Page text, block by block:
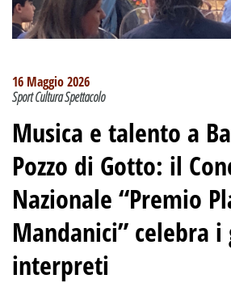
16 Maggio 2026
Sport Cultura Spettacolo
Musica e talento a
Pozzo di Gotto: il
Nazionale “Premio
Mandanici” celebra i
interpreti